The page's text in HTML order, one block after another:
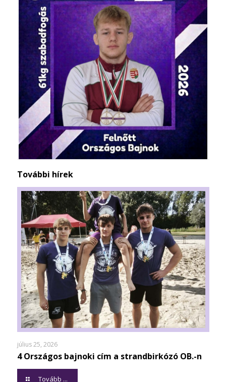
További hírek
július 25, 2026
4 Országos bajnoki cím a strandbirkózó OB.-n
Tovább ...